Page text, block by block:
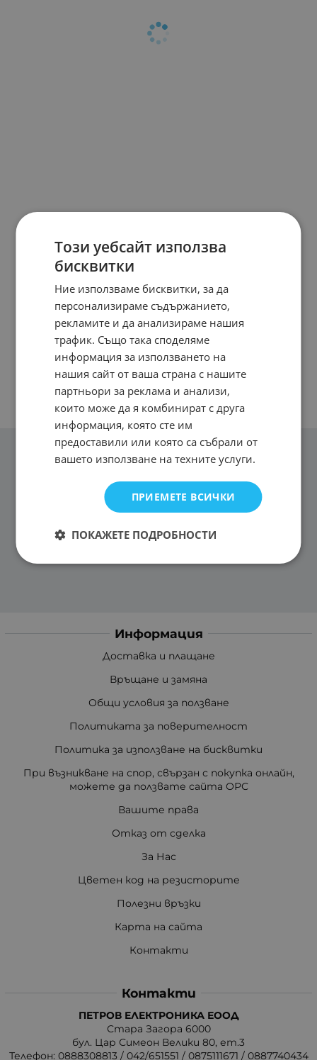
Информация
Доставка и плащане
Връщане и замяна
Общи условия за ползване
Политиката за поверителност
Политика за използване на бисквитки
При възникване на спор, свързан с покупка онлайн,
можете да ползвате сайта ОРС
Вашите права
Отказ от сделка
За Нас
Цветен код на резисторите
Полезни връзки
Карта на сайта
Контакти
Контакти
ПЕТРОВ ЕЛЕКТРОНИКА ЕООД
Стара Загора 6000
бул. Цар Симеон Велики 80, ет.3
Телефон: 0888308813 / 042/651551 / 0875111671 / 0887740434
Този уебсайт използва
бисквитки
Ние използваме бисквитки, за да
персонализираме съдържанието,
рекламите и да анализираме нашия
трафик. Също така споделяме
информация за използването на
нашия сайт от ваша страна с нашите
партньори за реклама и анализи,
които може да я комбинират с друга
информация, която сте им
предоставили или която са събрали от
вашето използване на техните услуги.
ПРИЕМЕТЕ ВСИЧКИ
ПОКАЖЕТЕ ПОДРОБНОСТИ